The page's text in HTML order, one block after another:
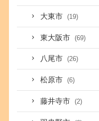
大東市 (19)
東大阪市 (69)
八尾市 (26)
松原市 (6)
藤井寺市 (2)